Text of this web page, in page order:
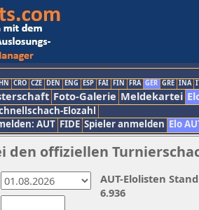
CRO CZE DEN ENG ESP FAI FIN FRA GER GRE INA
Foto-Galerie Meldekartei
Elozahl
AUT FIDE Spieler anmelden Elo
den offiziellen
AUT-Elolisten
6.936